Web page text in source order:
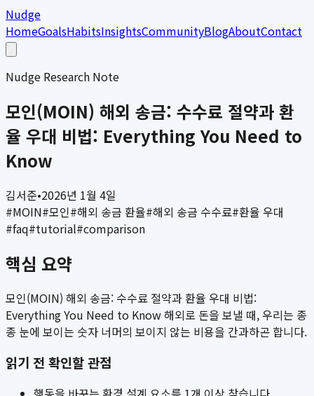
Nudge
HomeGoalsHabitsInsightsCommunityBlogAboutContact
Nudge Research Note
모인(MOIN) 해외 송금: 수수료 절약과 환
율 우대 비법: Everything You Need to
Know
김서준•2026년 1월 4일
#MOIN#모인#해외 송금 환율#해외 송금 수수료#환율 우대
#faq#tutorial#comparison
핵심 요약
모인(MOIN) 해외 송금: 수수료 절약과 환율 우대 비법:
Everything You Need to Know 해외로 돈을 보낼 때, 우리는 종
종 눈에 보이는 숫자 너머의 보이지 않는 비용을 간과하곤 합니다.
읽기 전 확인할 관점